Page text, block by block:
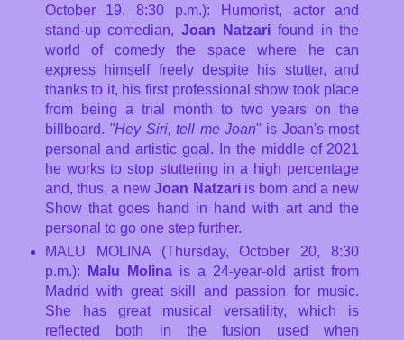
October 19, 8:30 p.m.): Humorist, actor and
stand-up comedian,Joan Natzari found in the
world of comedy the space where he can
express himself freely despite his stutter, and
thanks to it, his first professional show took place
from being a trial month to two years on the
billboard. "Hey Siri, tell me Joan" is Joan's most
personal and artistic goal. In the middle of 2021
he works to stop stuttering in a high percentage
and, thus, a newJoan Natzari is born and a new
Show that goes hand in hand with art and the
personal to go one step further.
MALU MOLINA (Thursday, October 20, 8:30
p.m.):
Malu Molinais a 24-year-old artist from
Madrid with great skill and passion for music.
She has great musical versatility, which is
reflected both in the fusion used when